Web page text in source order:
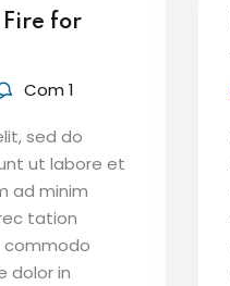
for
Com 1
sed do
ut labore et
ad minim
tation
commodo
dolor in